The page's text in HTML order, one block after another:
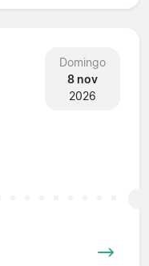
Domingo
8 nov
2026